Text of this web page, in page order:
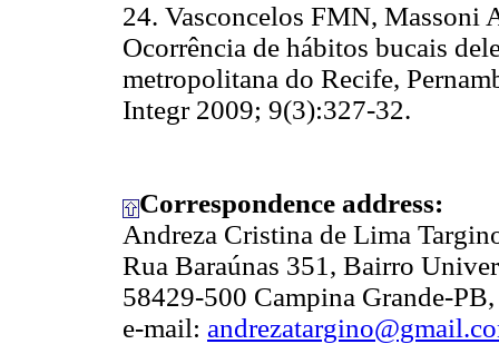
24. Vasconcelos FMN, Massoni
Ocorrência de hábitos bucais
metropolitana do Recife,
Integr 2009; 9(3):327-32.
Correspondence address:
Andreza Cristina de Lima
Rua Baraúnas 351, Bairro
58429-500 Campina Grande-
e-mail: